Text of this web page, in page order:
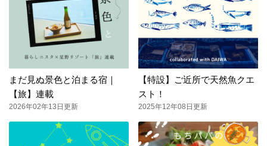
まだ見ぬ景色と泊まる宿｜
【旅】連載
2026年02年13日更新
【特設】ご近所で天然魚クエ
スト！
2025年12年08日更新